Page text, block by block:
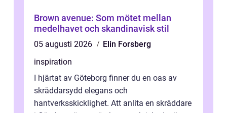
Brown avenue: Som mötet mellan
medelhavet och skandinavisk stil
05 augusti 2026
Elin Forsberg
inspiration
I hjärtat av Göteborg finner du en oas av
skräddarsydd elegans och
hantverksskicklighet. Att anlita en skräddare